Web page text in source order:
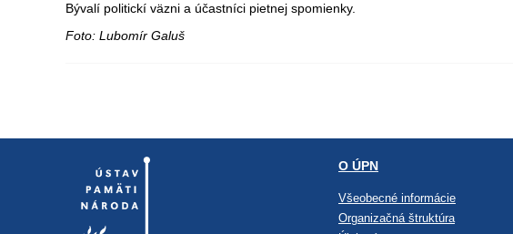
Bývalí politickí väzni a účastníci pietnej spomienky.
Foto: Lubomír Galuš
O ÚPN
Všeobecné informácie
Organizačná štruktúra